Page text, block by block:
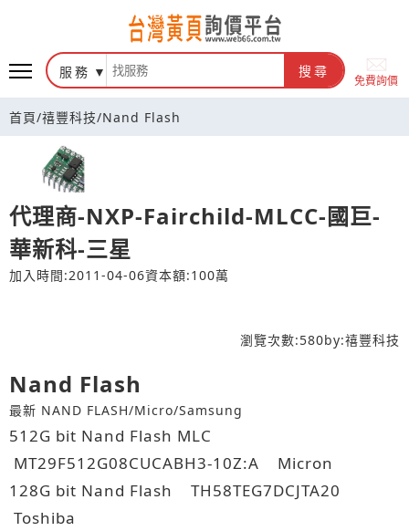
台灣黃頁詢價平台
服務 搜尋
免費詢價
首頁/禧豐科技/Nand Flash
代理商-NXP-Fairchild-MLCC-國巨-
華新科-三星
加入時間:2011-04-06資本額:100萬
瀏覽次數:580by:禧豐科技
Nand Flash
最新 NAND FLASH/Micro/Samsung
512G bit Nand Flash MLC
MT29F512G08CUCABH3-10Z:A Micron
128G bit Nand Flash TH58TEG7DCJTA20
Toshiba